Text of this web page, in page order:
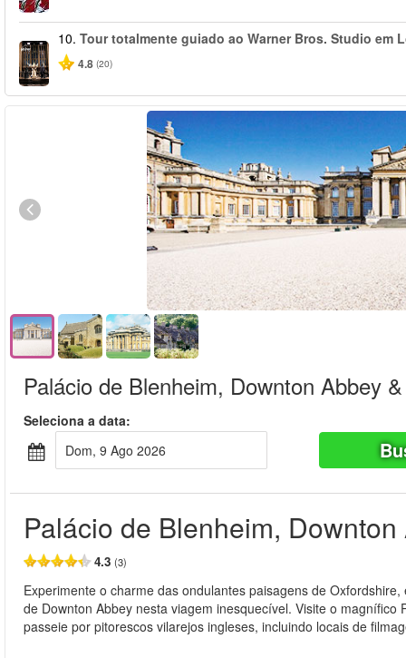
10. Tour totalmente guiado ao Warner Bros. Studio em
4.8 (20)
Palácio de Blenheim, Downton Abbey
Seleciona a data:
Dom, 9 Ago 2026
Palácio de Blenheim,
4.3 (3)
Experimente o charme das ondulantes paisagens de
de Downton Abbey nesta viagem inesquecível. Visite o
passeie por pitorescos vilarejos ingleses, incluindo locais de